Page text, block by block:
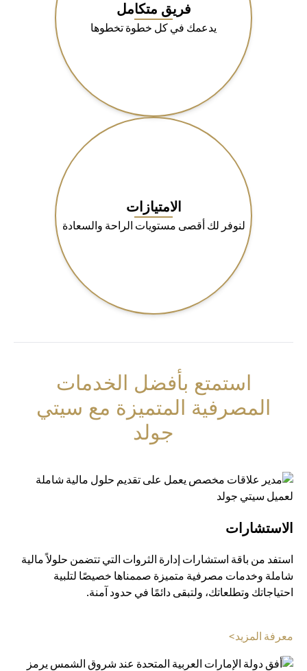
فريق متكامل
يدعمك في كل خطوة تخطوها
الامتيازات
لنوفر لك أقصى مستويات الراحة والسعادة
استمتع بأفضل الخدمات
المصرفية المتميزة مع سيتي
جولد
الاستشارات
استفد من باقة استشارات إدارة الثروات التي تتضمن حلولاً مالية
شاملة وخدمات مصرفية متميزة صممناها خصيصًا لتلبية
احتياجاتك وتطلعاتك، ولتبقى دائمًا في حدود آمنة.
معرفة المزيد>